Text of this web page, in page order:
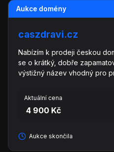
Aukce domény
caszdravi.cz
Nabízím k prodeji českou
se o krátký, dobře
výstižný název vhodný pro
Aktuální cena
4 900 Kč
Aukce skončila